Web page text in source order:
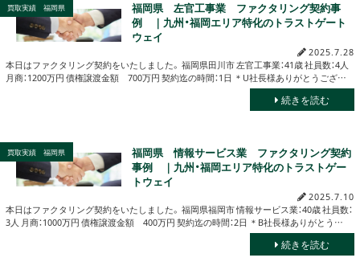
買取実績 福岡県
福岡県 左官工事業 ファクタリング契約事
例 ｜九州・福岡エリア特化のトラストゲート
ウェイ
2025.7.28
本日はファクタリング契約をいたしました。 福岡県田川市 左官工事業：41歳 社員数：4人
月商：1200万円 債権譲渡金額 700万円 契約迄の時間：1日 ＊U社長様ありがとうござ…
続きを読む
買取実績 福岡県
福岡県 情報サービス業 ファクタリング契約
事例 ｜九州・福岡エリア特化のトラストゲー
トウェイ
2025.7.10
本日はファクタリング契約をいたしました。 福岡県福岡市 情報サービス業：40歳 社員数：
3人 月商：1000万円 債権譲渡金額 400万円 契約迄の時間：2日 ＊B社長様ありがとう…
続きを読む